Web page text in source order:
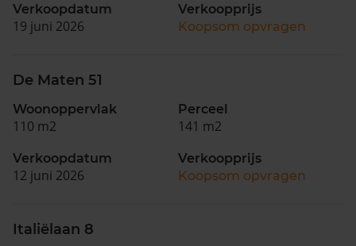
Verkoopdatum
19 juni 2026
Verkoopprijs
Koopsom opvragen
De Maten 51
Woonoppervlak
110 m2
Perceel
141 m2
Verkoopdatum
12 juni 2026
Verkoopprijs
Koopsom opvragen
Italiëlaan 8